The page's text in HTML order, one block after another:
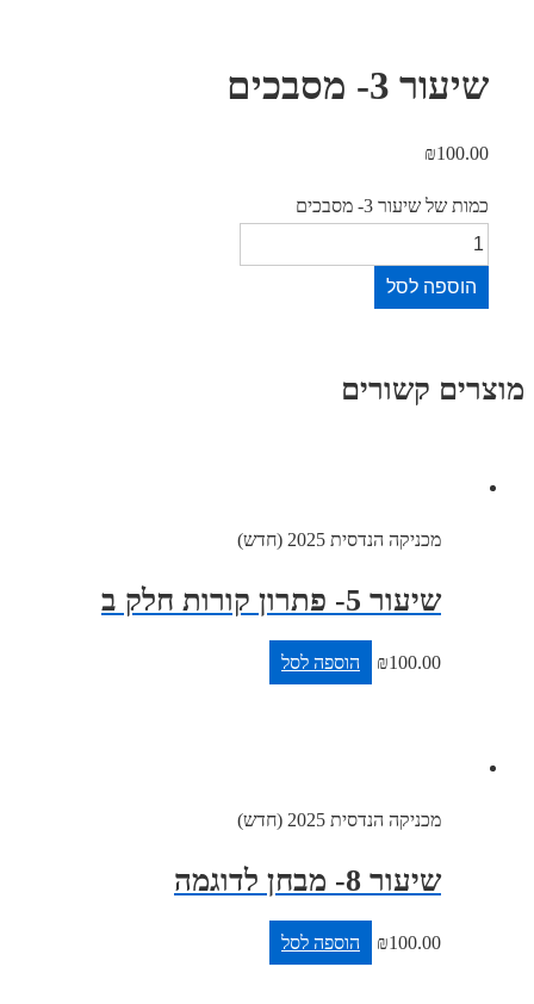
3- מסבכים
₪
של שיעור 3- מסבכים
לסל
קשורים
מכניקה הנדסית 2025 (חדש)
שיעור 5- פתרון קורות חלק ב
₪ הוספה לסל
מכניקה הנדסית 2025 (חדש)
שיעור 8- מבחן לדוגמה
₪ הוספה לסל